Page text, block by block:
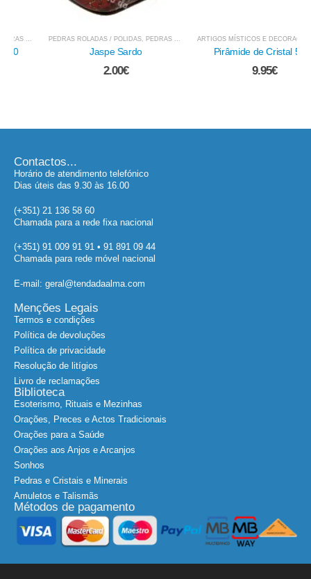
PEDRAS ROLADAS / POLIDAS,PEDRAS MINERAIS E CRISTAIS
Jaspe Sardo
ARTIGOS MÍSTICOS E DECORAÇÃO,PEDRAS ROLADAS / POLIDAS
Pirâmide de Cristal 5 cm
Contactos...
Horário de atendimento telefónico
Dias úteis das 9.30 às 16.00
(+351) 21 136 58 60
Chamada para a rede fixa nacional
(+351) 91 009 91 91 • 91 891 09 44
Chamada para rede móvel nacional
E-mail: geral@tendadaalma.com
Menções Legais
Termos e condições
Política de devoluções
Política de privacidade
Resolução de litígios
Livro de reclamações
Biblioteca
Esoterismo, Rituais e Mezinhas
Orações, Preces e Actos Tradicionais
Orações para a Saúde
Orações aos Anjos e Arcanjos
Sonhos
Pedras e Cristais e Minerais
Amuletos e Talismãs
Métodos de pagamento